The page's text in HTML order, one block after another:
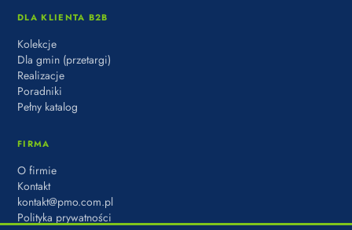
DLA KLIENTA B2B
Kolekcje
Dla gmin (przetargi)
Realizacje
Poradniki
Pełny katalog
FIRMA
O firmie
Kontakt
kontakt@pmo.com.pl
Polityka prywatności